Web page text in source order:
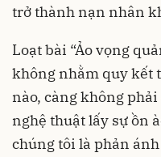
trở thành nạn nhân
Loạt bài “Ảo vọng
không nhằm quy kết
nào, càng không
nghệ thuật lấy sự ồn
chúng tôi là phản